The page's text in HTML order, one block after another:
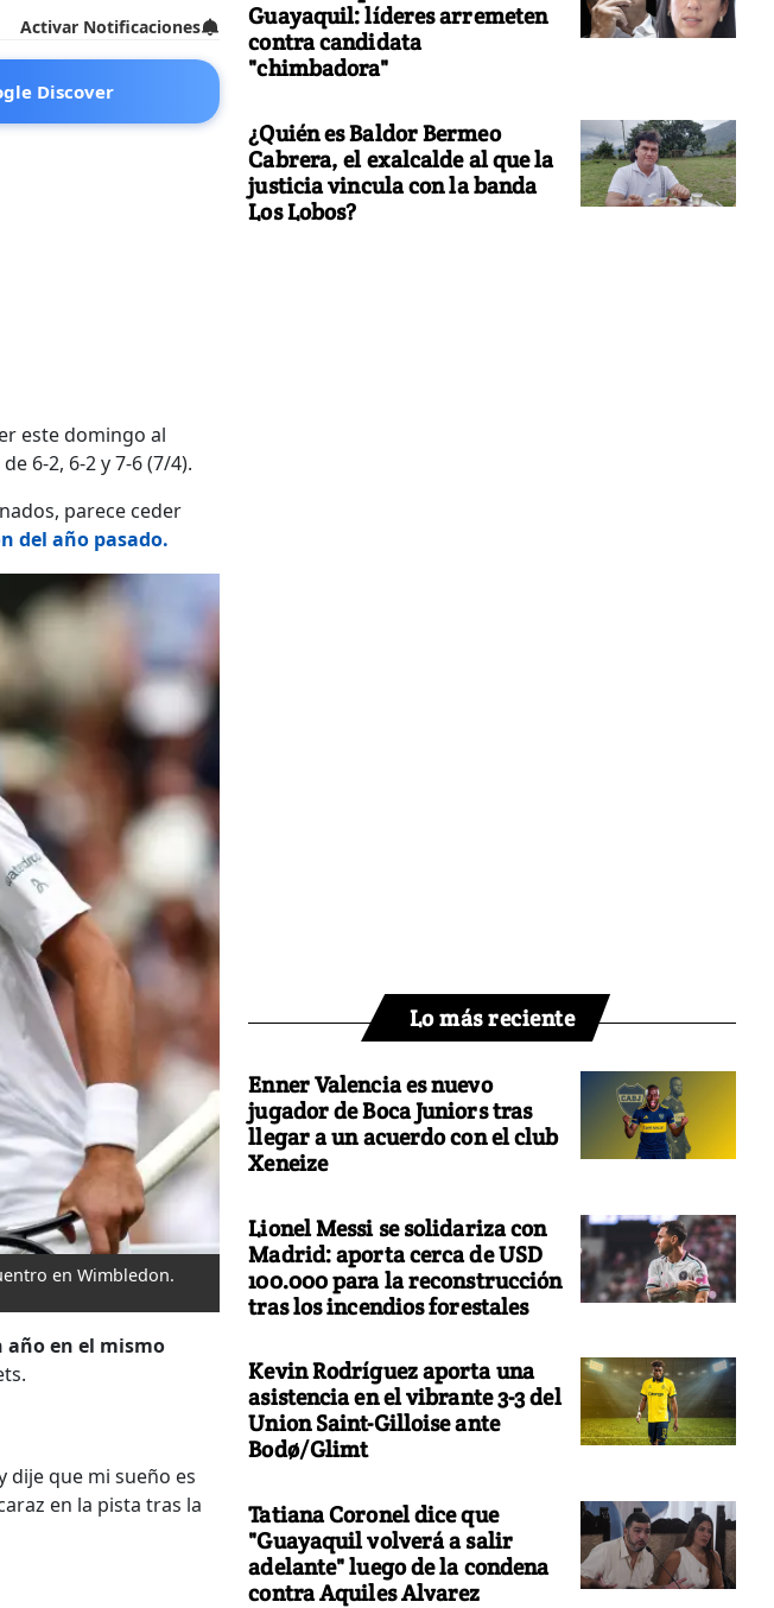
Activar Notificaciones
Discover
este domingo al
6-2, 6-2 y 7-6 (7/4).
parece ceder
del año pasado.
en Wimbledon.
año en el mismo
dije que mi sueño es
en la pista tras la
Guayaquil: líderes arremeten
contra candidata
"chimbadora"
¿Quién es Baldor Bermeo
Cabrera, el exalcalde al que la
justicia vincula con la banda
Los Lobos?
Lo más reciente
Enner Valencia es nuevo
jugador de Boca Juniors tras
llegar a un acuerdo con el club
Xeneize
Lionel Messi se solidariza con
Madrid: aporta cerca de USD
100.000 para la reconstrucción
tras los incendios forestales
Kevin Rodríguez aporta una
asistencia en el vibrante 3-3 del
Union Saint-Gilloise ante
Bodø/Glimt
Tatiana Coronel dice que
"Guayaquil volverá a salir
adelante" luego de la condena
contra Aquiles Alvarez